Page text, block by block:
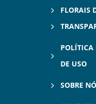
FLORAIS
POLÍTICA
DE USO
SOBRE